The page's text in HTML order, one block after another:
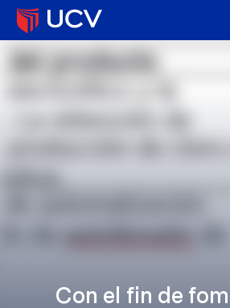
Con el fin de